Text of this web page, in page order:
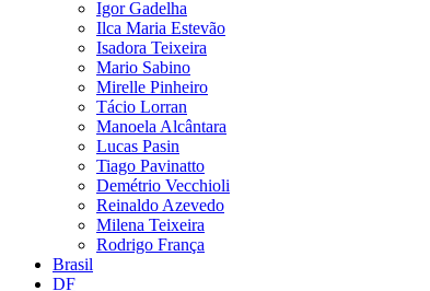
Igor Gadelha
Ilca Maria Estevão
Isadora Teixeira
Mario Sabino
Mirelle Pinheiro
Tácio Lorran
Manoela Alcântara
Lucas Pasin
Tiago Pavinatto
Demétrio Vecchioli
Reinaldo Azevedo
Milena Teixeira
Rodrigo França
Brasil
DF